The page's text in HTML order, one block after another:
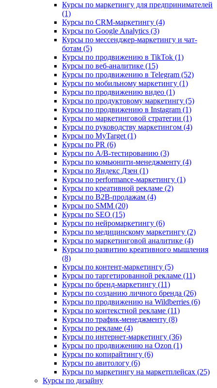
Курсы по маркетингу для предпринимателей
(1)
Курсы по CRM-маркетингу (4)
Курсы по Google Analytics (3)
Курсы по мессенджер-маркетингу и чат-
ботам (5)
Курсы по продвижению в TikTok (1)
Курсы по веб-аналитике (15)
Курсы по продвижению в Telegram (52)
Курсы по мобильному маркетингу (1)
Курсы по продвижению видео (1)
Курсы по продуктовому маркетингу (5)
Курсы по продвижению в Instagram (1)
Курсы по маркетинговой стратегии (1)
Курсы по руководству маркетингом (4)
Курсы по MyTarget (1)
Курсы по PR (6)
Курсы по A/B-тестированию (3)
Курсы по комьюнити-менеджменту (4)
Курсы по Яндекс Дзен (1)
Курсы по performance-маркетингу (1)
Курсы по креативной рекламе (2)
Курсы по B2B-продажам (4)
Курсы по SMM (20)
Курсы по SEO (15)
Курсы по нейромаркетингу (6)
Курсы по медицинскому маркетингу (2)
Курсы по маркетинговой аналитике (4)
Курсы по развитию креативного мышления
(8)
Курсы по контент-маркетингу (5)
Курсы по таргетированной рекламе (11)
Курсы по бренд-маркетингу (11)
Курсы по созданию личного бренда (26)
Курсы по продвижению на Wildberries (6)
Курсы по контекстной рекламе (11)
Курсы по трафик-менеджменту (8)
Курсы по рекламе (4)
Курсы по интернет-маркетингу (36)
Курсы по продвижению на Ozon (1)
Курсы по копирайтингу (6)
Курсы по авитологу (6)
Курсы по маркетингу на маркетплейсах (25)
Курсы по дизайну